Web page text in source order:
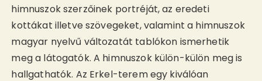
himnuszok szerzőinek portréját, az eredeti
kottákat illetve szövegeket, valamint a himnuszok
magyar nyelvű változatát tablókon ismerhetik
meg a látogatók. A himnuszok külön-külön meg is
hallgathatók. Az Erkel-terem egy kiválóan